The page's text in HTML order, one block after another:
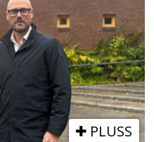
PLUSS